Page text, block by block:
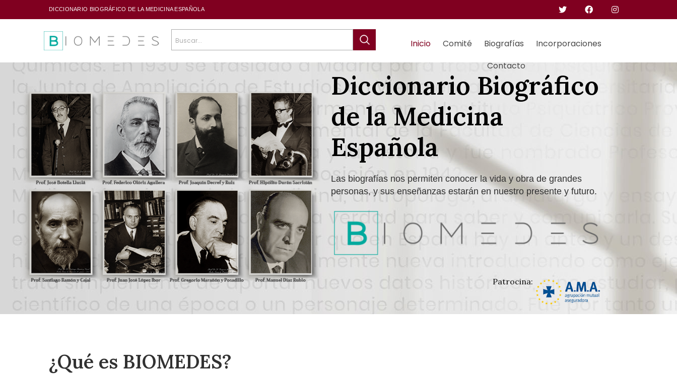
DICCIONARIO BIOGRÁFICO DE LA MEDICINA ESPAÑOLA
Inicio Comité Biografías
Incorporaciones
Contacto
Diccionario Biográfico
de la Medicina
Española
Las biografías nos permiten conocer la vida y obra de grandes
personas, y sus enseñanzas estarán en nuestro presente y futuro.
Patrocina:
¿Qué es BIOMEDES?